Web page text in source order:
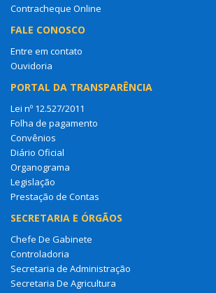
Contracheque Online
FALE CONOSCO
Entre em contato
Ouvidoria
PORTAL DA TRANSPARÊNCIA
Lei nº 12.527/2011
Folha de pagamento
Convênios
Diário Oficial
Organograma
Legislação
Prestação de Contas
SECRETARIA E ÓRGÃOS
Chefe De Gabinete
Controladoria
Secretaria de Administração
Secretaria De Agricultura